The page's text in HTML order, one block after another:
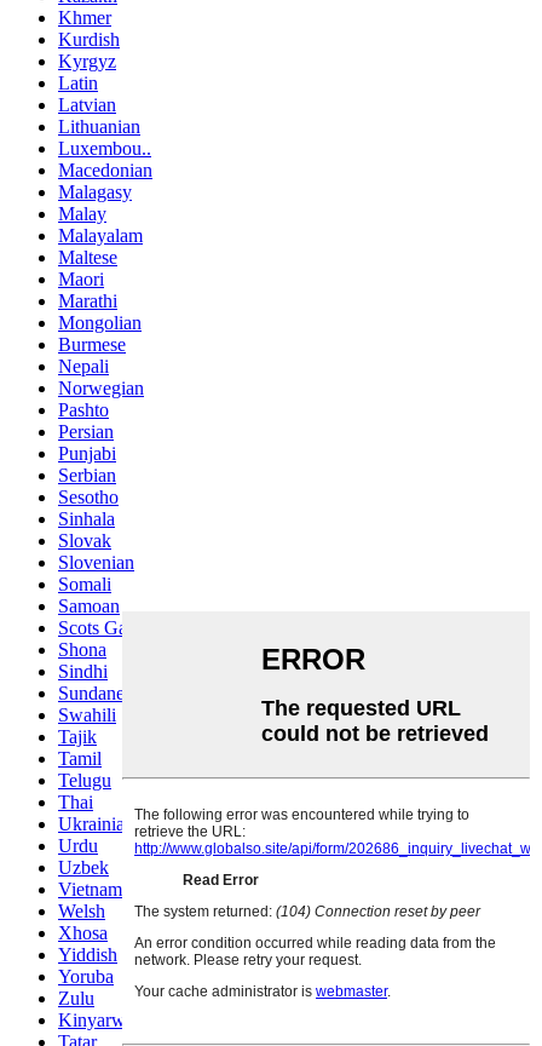
Khmer
Kurdish
Kyrgyz
Latin
Latvian
Lithuanian
Luxembou..
Macedonian
Malagasy
Malay
Malayalam
Maltese
Maori
Marathi
Mongolian
Burmese
Nepali
Norwegian
Pashto
Persian
Punjabi
Serbian
Sesotho
Sinhala
Slovak
Slovenian
Somali
Samoan
Scots Gaelic
Shona
Sindhi
Sundanese
Swahili
Tajik
Tamil
Telugu
Thai
Ukrainian
Urdu
Uzbek
Vietnamese
Welsh
Xhosa
Yiddish
Yoruba
Zulu
Kinyarwanda
Tatar